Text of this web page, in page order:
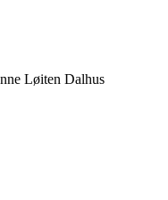
Løiten Dalhus